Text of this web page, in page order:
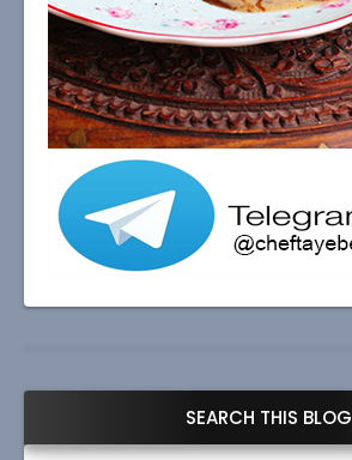
SEARCH THIS BLOG